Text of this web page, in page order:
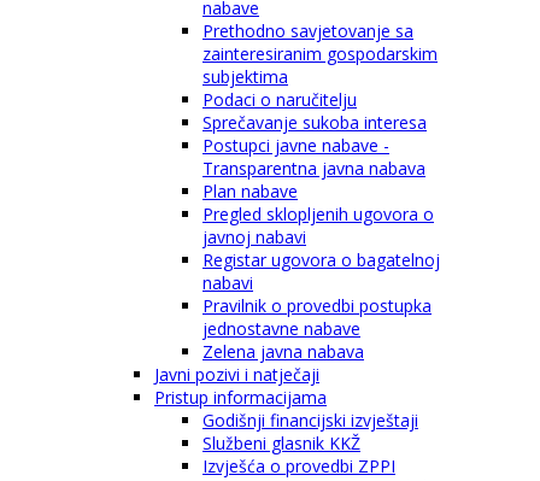
nabave
Prethodno savjetovanje sa
zainteresiranim gospodarskim
subjektima
Podaci o naručitelju
Sprečavanje sukoba interesa
Postupci javne nabave -
Transparentna javna nabava
Plan nabave
Pregled sklopljenih ugovora o
javnoj nabavi
Registar ugovora o bagatelnoj
nabavi
Pravilnik o provedbi postupka
jednostavne nabave
Zelena javna nabava
Javni pozivi i natječaji
Pristup informacijama
Godišnji financijski izvještaji
Službeni glasnik KKŽ
Izvješća o provedbi ZPPI